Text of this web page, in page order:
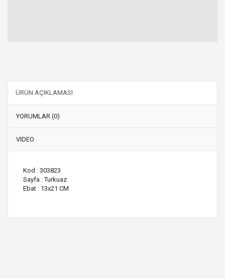
ÜRÜN AÇIKLAMASI
YORUMLAR (0)
VIDEO
Kod : 303823
Sayfa : Turkuaz
Ebat : 13x21 CM